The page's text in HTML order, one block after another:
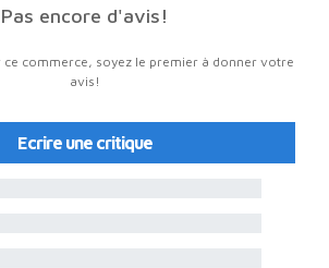
Pas encore d'avis!
ce commerce, soyez le premier à donner votre
avis!
Ecrire une critique